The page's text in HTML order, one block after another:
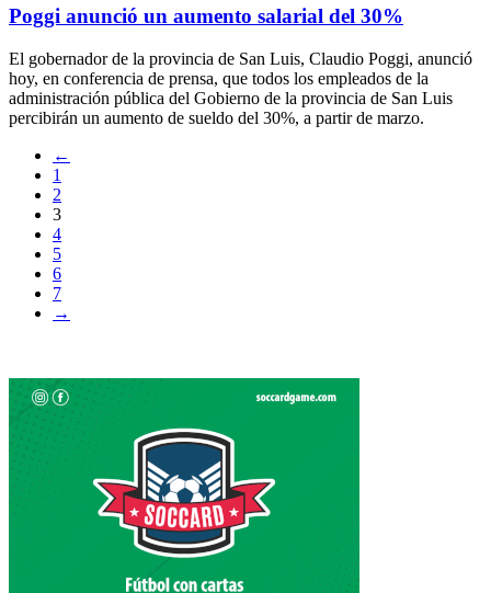
Poggi anunció un aumento salarial del 30%
El gobernador de la provincia de San Luis, Claudio Poggi, anunció
hoy, en conferencia de prensa, que todos los empleados de la
administración pública del Gobierno de la provincia de San Luis
percibirán un aumento de sueldo del 30%, a partir de marzo.
←
1
2
3
4
5
6
7
→